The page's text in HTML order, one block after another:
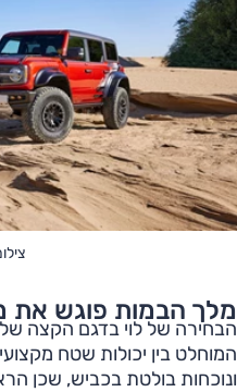
מלך הבמות פוגש את
הבחירה של לוי בדגם הקצה של
המוחלט בין יכולות שטח
ונוכחות בולטת בכביש, שכן